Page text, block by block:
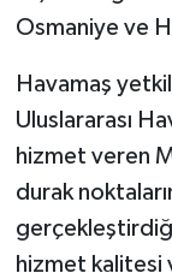
Osmaniye ve
Havamaş
Uluslararası
hizmet veren
durak
hizmet kalitesi
GÜNDEM
Güvenlik